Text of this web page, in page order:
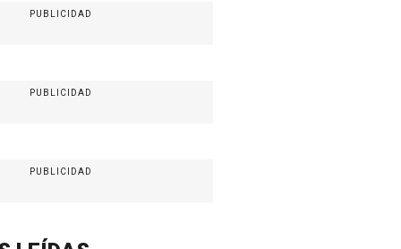
PUBLICIDAD
PUBLICIDAD
PUBLICIDAD